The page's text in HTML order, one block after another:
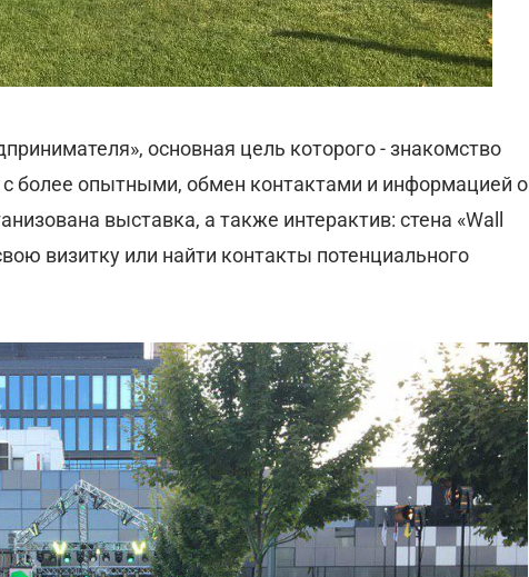
основная цель которого - знакомство
более опытными, обмен контактами и информацией о
выставка, а также интерактив: стена «Wall
визитку или найти контакты потенциального